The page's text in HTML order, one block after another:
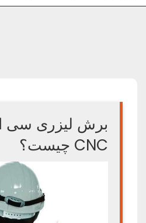
برش لیزری
CNC چیست؟